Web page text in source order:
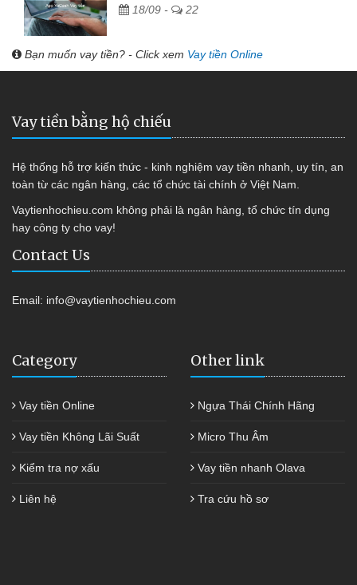
18/09 - 22
Bạn muốn vay tiền? - Click xem Vay tiền Online
Vay tiền bằng hộ chiếu
Hệ thống hỗ trợ kiến thức - kinh nghiệm vay tiền nhanh, uy tín, an
toàn từ các ngân hàng, các tổ chức tài chính ở Việt Nam.
Vaytienhochieu.com không phải là ngân hàng, tổ chức tín dụng
hay công ty cho vay!
Contact Us
Email: info@vaytienhochieu.com
Category
Vay tiền Online
Vay tiền Không Lãi Suất
Kiểm tra nợ xấu
Liên hệ
Other link
Ngựa Thái Chính Hãng
Micro Thu Âm
Vay tiền nhanh Olava
Tra cứu hồ sơ